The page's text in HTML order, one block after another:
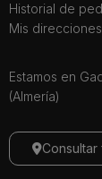
Historial de
Mis direcciones
Estamos en
(Almería)
Consultar